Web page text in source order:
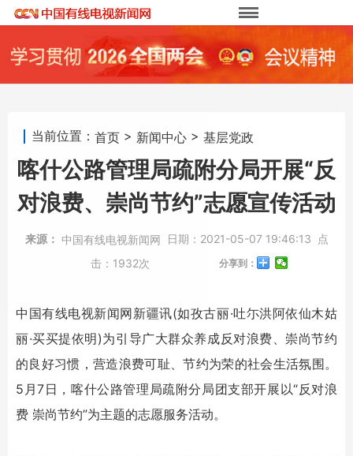
当前位置： 首页 > 新闻中心 > 基层党政
喀什公路管理局疏附分局开展“反
对浪费、崇尚节约”志愿宣传活动
来源： 中国有线电视新闻网 日期： 2021-05-07 19:46:13
点
击： 1932次 分享到：
中国有线电视新闻网新疆讯(如孜古丽·吐尓洪阿依仙木姑
丽·买买提依明)为引导广大群众养成反对浪费、崇尚节约
的良好习惯，营造浪费可耻、节约为荣的社会生活氛围。
5月7日，喀什公路管理局疏附分局团支部开展以“反对浪
费 崇尚节约”为主题的志愿服务活动。